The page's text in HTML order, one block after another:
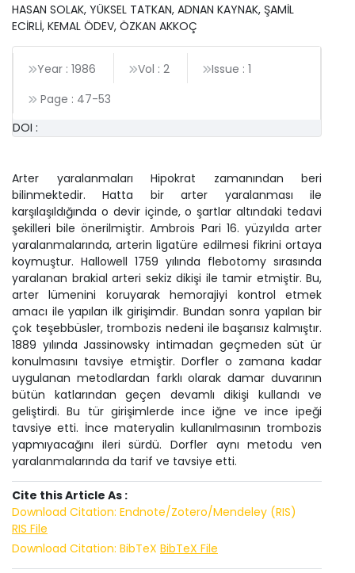
HASAN SOLAK, YÜKSEL TATKAN, ADNAN KAYNAK, ŞAMİL
ECİRLİ, KEMAL ÖDEV, ÖZKAN AKKOÇ
Year : 1986 Vol : 2
Issue : 1
Page : 47-53
DOI :
Arter yaralanmaları Hipokrat zamanından beri
bilinmektedir. Hatta bir arter yaralanması ile
karşılaşıldığında o devir içinde, o şartlar altındaki tedavi
şekilleri bile önerilmiştir. Ambrois Pari 16. yüzyılda arter
yaralanmalarında, arterin ligatüre edilmesi fikrini ortaya
koymuştur. Hallowell 1759 yılında flebotomy sırasında
yaralanan brakial arteri sekiz dikişi ile tamir etmiştir. Bu,
arter lümenini koruyarak hemorajiyi kontrol etmek
amacı ile yapılan ilk girişimdir. Bundan sonra yapılan bir
çok teşebbüsler, trombozis nedeni ile başarısız kalmıştır.
1889 yılında Jassinowsky intimadan geçmeden süt ür
konulmasını tavsiye etmiştir. Dorfler o zamana kadar
uygulanan metodlardan farklı olarak damar duvarının
bütün katlarından geçen devamlı dikişi kullandı ve
geliştirdi. Bu tür girişimlerde ince iğne ve ince ipeği
tavsiye etti. İnce materyalin kullanılmasının trombozis
yapmıyacağını ileri sürdü. Dorfler aynı metodu ven
yaralanmalarında da tarif ve tavsiye etti.
Cite this Article As :
Download Citation: Endnote/Zotero/Mendeley (RIS)
RIS File
Download Citation: BibTeX BibTeX File